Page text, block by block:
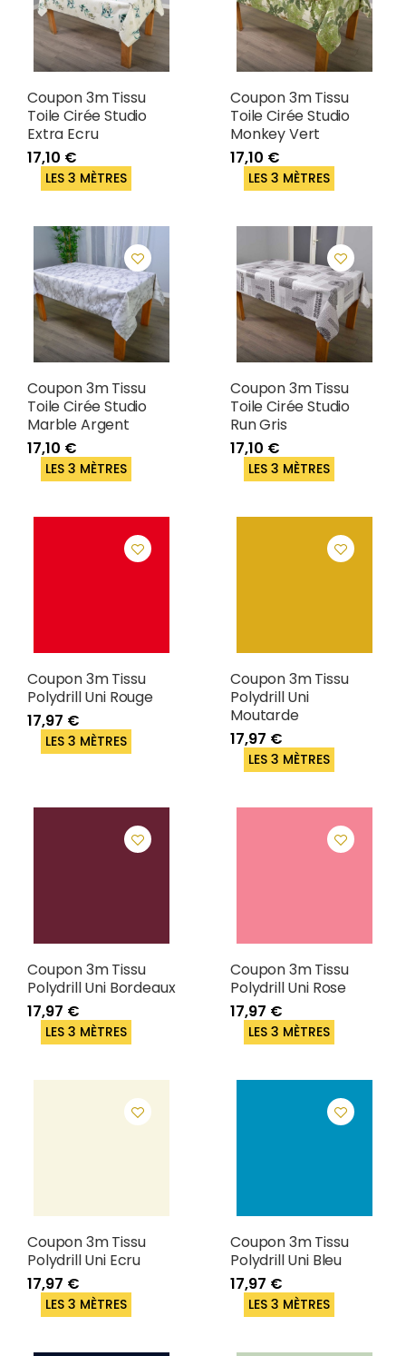
Coupon 3m Tissu
Toile Cirée Studio
Extra Ecru
17,10 €
LES 3 MÈTRES
Coupon 3m Tissu
Toile Cirée Studio
Monkey Vert
17,10 €
LES 3 MÈTRES
Coupon 3m Tissu
Toile Cirée Studio
Marble Argent
17,10 €
LES 3 MÈTRES
Coupon 3m Tissu
Toile Cirée Studio
Run Gris
17,10 €
LES 3 MÈTRES
Coupon 3m Tissu
Polydrill Uni Rouge
17,97 €
LES 3 MÈTRES
Coupon 3m Tissu
Polydrill Uni
Moutarde
17,97 €
LES 3 MÈTRES
Coupon 3m Tissu
Polydrill Uni Bordeaux
17,97 €
LES 3 MÈTRES
Coupon 3m Tissu
Polydrill Uni Rose
17,97 €
LES 3 MÈTRES
Coupon 3m Tissu
Polydrill Uni Ecru
17,97 €
LES 3 MÈTRES
Coupon 3m Tissu
Polydrill Uni Bleu
17,97 €
LES 3 MÈTRES